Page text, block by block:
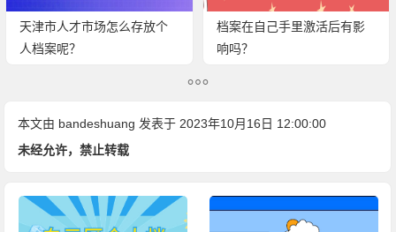
天津市人才市场怎么存放个
人档案呢？
档案在自己手里激活后有影
响吗？
本文由 bandeshuang 发表于 2023年10月16日 12:00:00
未经允许，禁止转载